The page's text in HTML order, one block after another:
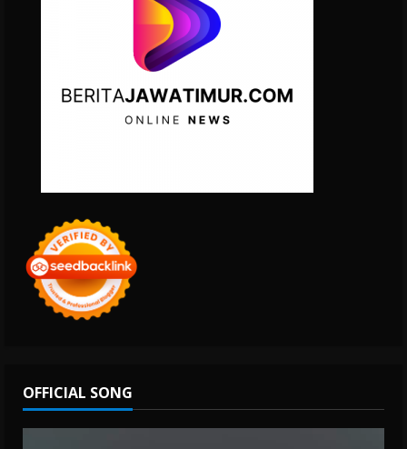
OFFICIAL SONG